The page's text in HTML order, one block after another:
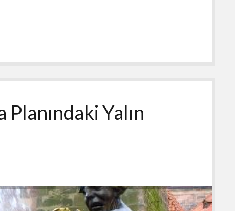
Yalın